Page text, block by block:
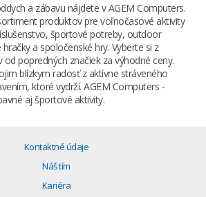
a zábavu nájdete v AGEM Computers.
produktov pre voľnočasové aktivity
športové potreby, outdoor
a spoločenské hry. Vyberte si z
popredných značiek za výhodné ceny.
blízkym radosť z aktívne stráveného
ktoré vydrží. AGEM Computers -
aj športové aktivity.
Kontaktné údaje
Náš tím
Kariéra